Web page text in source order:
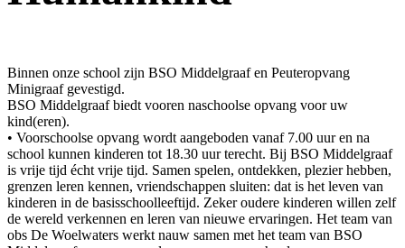
Binnen onze school zijn BSO Middelgraaf en Peuteropvang
Minigraaf gevestigd.
BSO Middelgraaf biedt vooren naschoolse opvang voor uw
kind(eren).
• Voorschoolse opvang wordt aangeboden vanaf 7.00 uur en na
school kunnen kinderen tot 18.30 uur terecht. Bij BSO Middelgraaf
is vrije tijd écht vrije tijd. Samen spelen, ontdekken, plezier hebben,
grenzen leren kennen, vriendschappen sluiten: dat is het leven van
kinderen in de basisschoolleeftijd. Zeker oudere kinderen willen zelf
de wereld verkennen en leren van nieuwe ervaringen. Het team van
obs De Woelwaters werkt nauw samen met het team van BSO